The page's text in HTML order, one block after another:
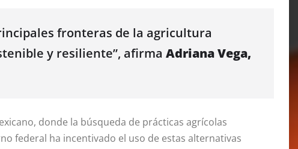
fronteras de la agricultura
y resiliente”, afirma Adriana Vega,
donde la búsqueda de prácticas agrícolas
federal ha incentivado el uso de estas alternativas